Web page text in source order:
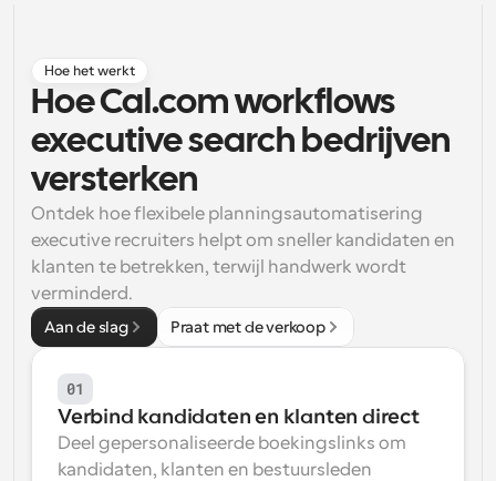
Supercharged planning met AI-gestuurde
Automatiseer planning en herinneringen
Blog
Blijf op de hoogte van het laatste nieuws en updates
Instant Vergaderingen
Ontmoet cliënten binnen enkele minuten
Dynamische Groep Links
Boek naadloos vergaderingen met meerdere mensen
Ontvang een melding wanneer er iets gebeurt
Hoe het werkt
Hoe Cal.com workflows
executive search bedrijven
versterken
Ontdek hoe flexibele planningsautomatisering
executive recruiters helpt om sneller kandidaten en
klanten te betrekken, terwijl handwerk wordt
verminderd.
Aan de slag Praat met de verkoop
01
Verbind kandidaten en klanten direct
Deel gepersonaliseerde boekingslinks om
kandidaten, klanten en bestuursleden